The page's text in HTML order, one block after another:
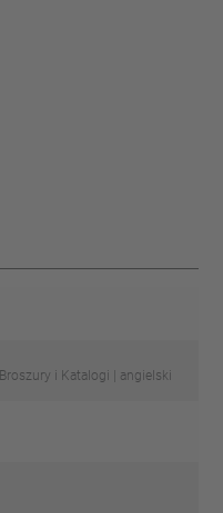
Broszury i Katalogi | angielski